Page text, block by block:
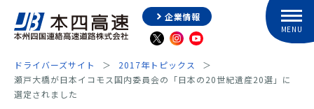
企業情報
ドライバーズサイト
2017年トピックス
瀬戸大橋が日本イコモス国内委員会の「日本の20世紀遺産20選」に
選定されました